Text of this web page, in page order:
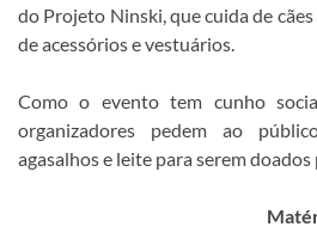
do Projeto Ninski, que cuida de
de acessórios e vestuários.
Como o evento tem cunho
organizadores pedem ao
agasalhos e leite para serem doados